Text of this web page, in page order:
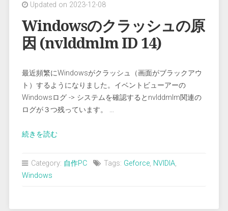
時
計
に
秒
す
る”
Updated on 2023-12-08
Windowsのクラッシュの原
因 (nvlddmlm ID 14)
最近頻繁にWindowsがクラッシュ（画面がブラックアウ
ト）するようになりました。イベントビューアーの
Windowsログ -> システムを確認するとnvlddmlm関連の
ログが３つ残っています。 …
続きを読む“Windows
ュ
Category: 自作PC Tags: Geforce, NVIDIA,
Windows